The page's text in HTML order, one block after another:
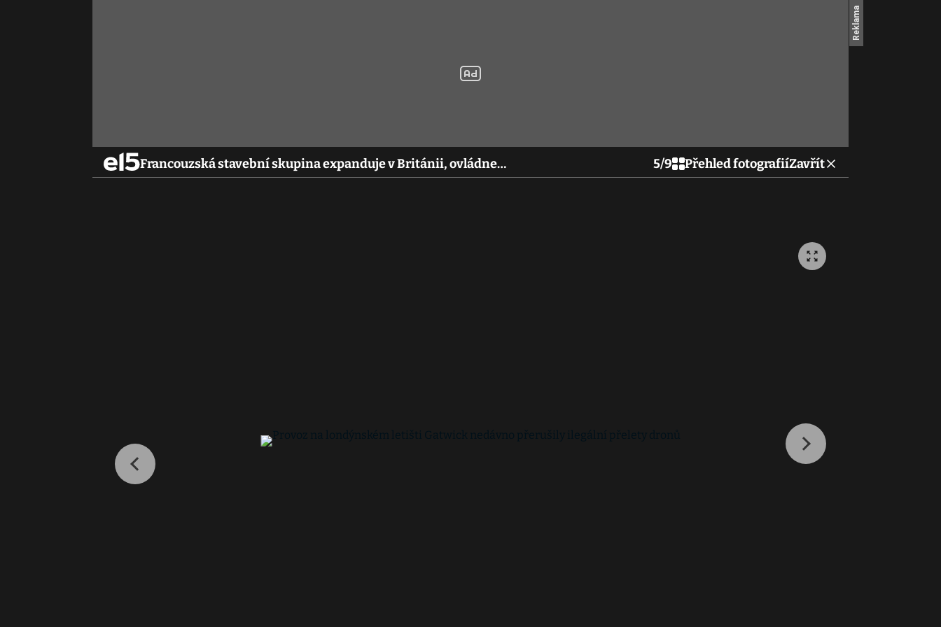
Francouzská stavební skupina expanduje v Británii, ovládne… 5/9 Přehled fotografiíZavřít